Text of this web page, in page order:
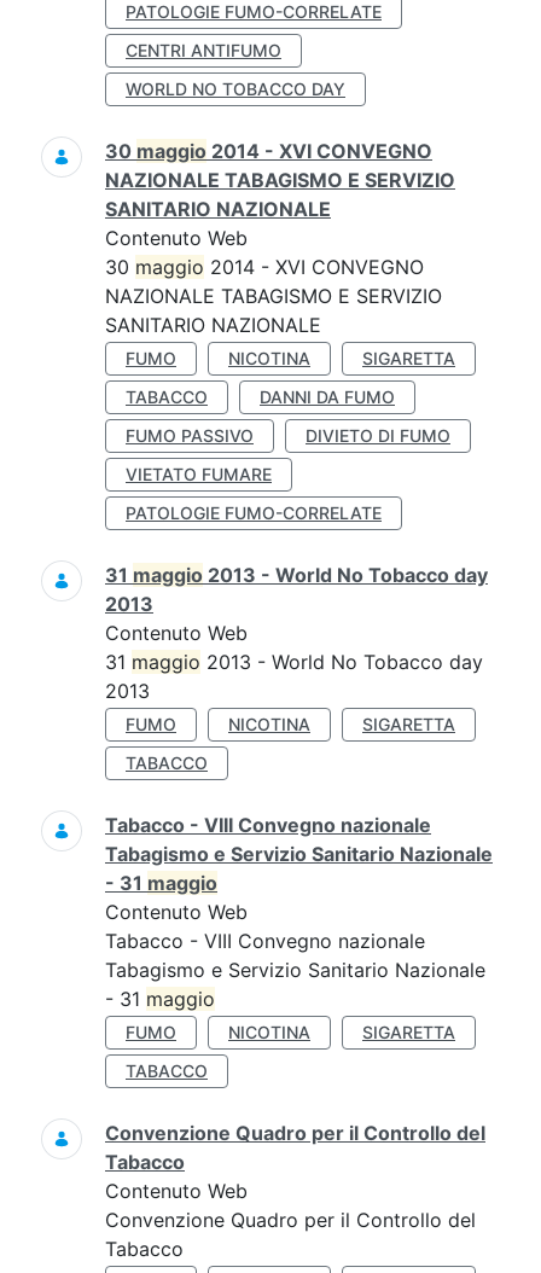
PATOLOGIE FUMO-CORRELATE
CENTRI ANTIFUMO
WORLD NO TOBACCO DAY
30 maggio 2014 - XVI CONVEGNO
NAZIONALE TABAGISMO E SERVIZIO
SANITARIO NAZIONALE
Contenuto Web
30 maggio 2014 - XVI CONVEGNO
NAZIONALE TABAGISMO E SERVIZIO
SANITARIO NAZIONALE
FUMO NICOTINA
SIGARETTA
TABACCO
DANNI DA FUMO
FUMO PASSIVO
DIVIETO DI FUMO
VIETATO FUMARE
PATOLOGIE FUMO-CORRELATE
31 maggio 2013 - World No Tobacco day
2013
Contenuto Web
31 maggio 2013 - World No Tobacco day
2013
FUMO NICOTINA
SIGARETTA
TABACCO
Tabacco - VIII Convegno nazionale
Tabagismo e Servizio Sanitario Nazionale
- 31 maggio
Contenuto Web
Tabacco - VIII Convegno nazionale
Tabagismo e Servizio Sanitario Nazionale
- 31 maggio
FUMO NICOTINA
SIGARETTA
TABACCO
Convenzione Quadro per il Controllo del
Tabacco
Contenuto Web
Convenzione Quadro per il Controllo del
Tabacco